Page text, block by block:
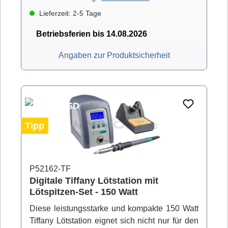
sehr großem Wärmebedarf professionell
Anwendungen steht die große Auswahl an
842 zur Verfügung.Durch den Verzicht auf
einen schweren Netztransformator und die
Anschlussleitung eignet sich der ERSA Multi-
TC daher auch hervorragend für den mobilen
Einsatz im Service-, Wartungs- und
Reparaturbereich.
Lieferzeit: 2-5 Tage
Betriebsferien bis 14.08.2026
Angaben zur Produktsicherheit
Tipp
P52162-TF
Digitale Tiffany Lötstation mit
Lötspitzen-Set - 150 Watt
Diese leistungsstarke und kompakte 150 Watt
Tiffany Lötstation eignet sich nicht nur für den